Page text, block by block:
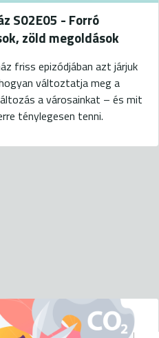
S02E05 - Forró
zöld megoldások
friss epizódjában azt járjuk
változtatja meg a
a városainkat – és mit
ténylegesen tenni.